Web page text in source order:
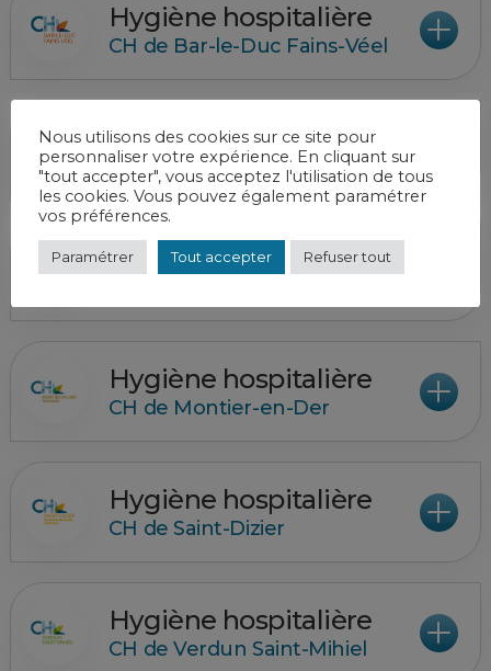
Hygiène hospitalière
CH de Bar-le-Duc Fains-Véel
Hygiène hospitalière
CH de Joinville
Hygiène hospitalière
Hygiène hospitalière
CH de Montier-en-Der
Hygiène hospitalière
CH de Saint-Dizier
Hygiène hospitalière
CH de Verdun Saint-Mihiel
Nous utilisons des cookies sur ce site pour
personnaliser votre expérience. En cliquant sur
"tout accepter", vous acceptez l'utilisation de tous
les cookies. Vous pouvez également paramétrer
vos préférences.
Paramétrer Tout accepter Refuser tout